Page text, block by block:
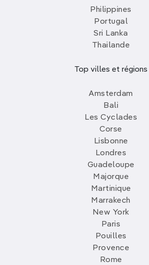
Philippines
Portugal
Sri Lanka
Thailande
Top villes et régions
Amsterdam
Bali
Les Cyclades
Corse
Lisbonne
Londres
Guadeloupe
Majorque
Martinique
Marrakech
New York
Paris
Pouilles
Provence
Rome